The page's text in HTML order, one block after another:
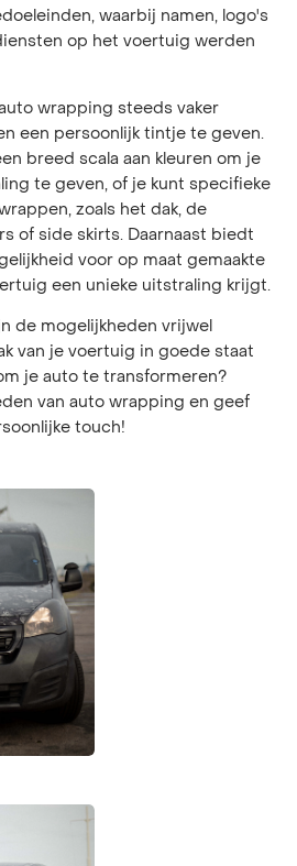
waarbij namen, logo's
op het voertuig werden
wrapping steeds vaker
een persoonlijk tintje te geven.
breed scala aan kleuren om je
te geven, of je kunt specifieke
zoals het dak, de
of side skirts. Daarnaast biedt
voor op maat gemaakte
een unieke uitstraling krijgt.
de mogelijkheden vrijwel
van je voertuig in goede staat
je auto te transformeren?
van auto wrapping en geef
touch!